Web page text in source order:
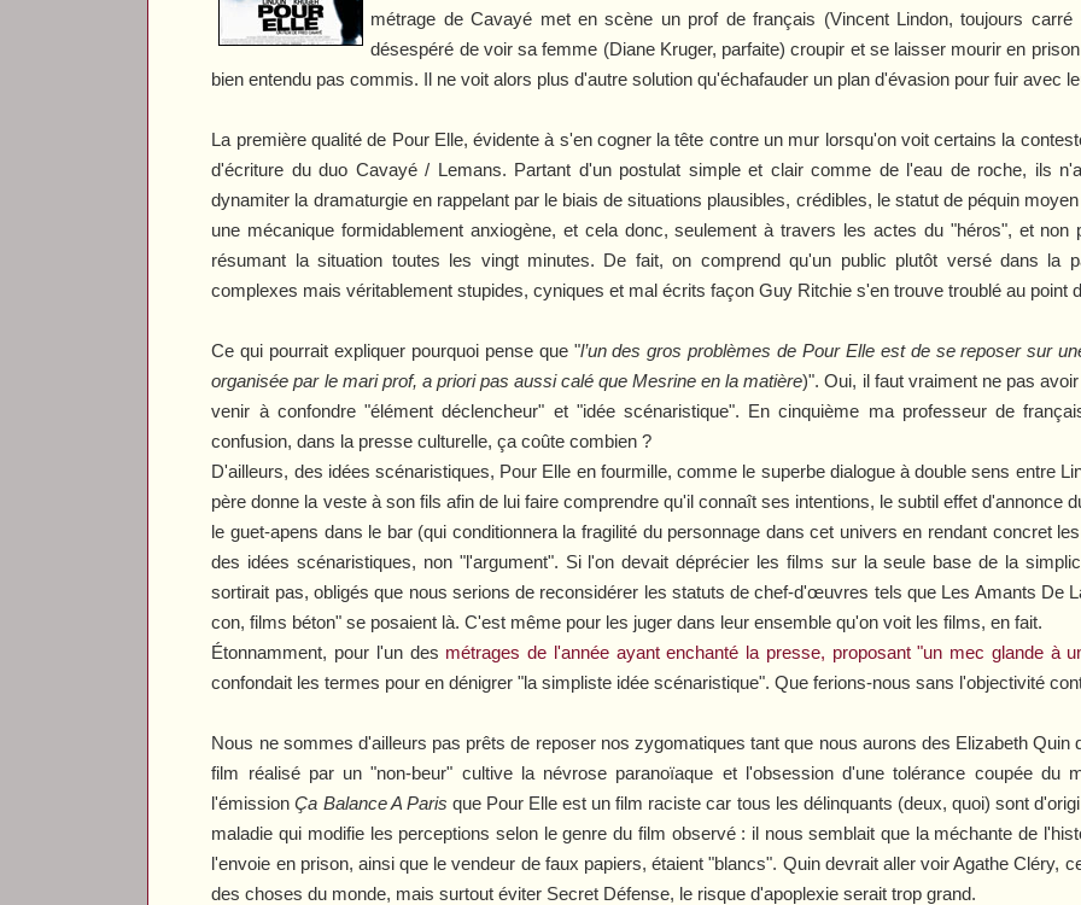
métrage de Cavayé met en scène un prof de français (Vincent Lindon, toujours
désespéré de voir sa femme (Diane Kruger, parfaite) croupir et se laisser mourir en
bien entendu pas commis. Il ne voit alors plus d'autre solution qu'échafauder un plan d'évasion pour fuir avec
La première qualité de Pour Elle, évidente à s'en cogner la tête contre un mur lorsqu'on voit certains la
d'écriture du duo Cavayé / Lemans. Partant d'un postulat simple et clair comme de l'eau de roche, ils
dynamiter la dramaturgie en rappelant par le biais de situations plausibles, crédibles, le statut de péquin
une mécanique formidablement anxiogène, et cela donc, seulement à travers les actes du "héros", et
résumant la situation toutes les vingt minutes. De fait, on comprend qu'un public plutôt versé dans la
complexes mais véritablement stupides, cyniques et mal écrits façon Guy Ritchie s'en trouve troublé au point
Ce qui pourrait expliquer pourquoi pense que "l’un des gros problèmes de Pour Elleest de se reposer sur
organisée par le mari prof, a priori pas aussi calé que Mesrine en la matière)". Oui, il faut vraiment ne pas
venir à confondre "élément déclencheur" et "idée scénaristique". En cinquième ma professeur de
confusion, dans la presse culturelle, ça coûte combien ?
D'ailleurs, des idées scénaristiques, Pour Elle en fourmille, comme le superbe dialogue à double sens entre
père donne la veste à son fils afin de lui faire comprendre qu'il connaît ses intentions, le subtil effet d'annonce
le guet-apens dans le bar (qui conditionnera la fragilité du personnage dans cet univers en rendant concret
des idées scénaristiques, non "l'argument". Si l'on devait déprécier les films sur la seule base de la
sortirait pas, obligés que nous serions de reconsidérer les statuts de chef-d'œuvres tels que Les Amants De
con, films béton" se posaient là. C'est même pour les juger dans leur ensemble qu'on voit les films, en fait.
Étonnamment, pour l'un des métrages de l'année ayant enchanté la presse, proposant "un mec glande à
confondait les termes pour en dénigrer "la simpliste idée scénaristique". Que ferions-nous sans l'objectivité
Nous ne sommes d'ailleurs pas prêts de reposer nos zygomatiques tant que nous aurons des Elizabeth Quin
film réalisé par un "non-beur" cultive la névrose paranoïaque et l'obsession d'une tolérance coupée du
l'émissionÇa Balance A Paris que Pour Elle est un film raciste car tous les délinquants (deux, quoi) sont
maladie qui modifie les perceptions selon le genre du film observé : il nous semblait que la méchante de
l'envoie en prison, ainsi que le vendeur de faux papiers, étaient "blancs". Quin devrait aller voirAgathe Cléry,
des choses du monde, mais surtout éviter Secret Défense, le risque d'apoplexie serait trop grand.